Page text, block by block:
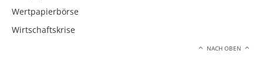
Wertpapierbörse
Wirtschaftskrise
NACH OBEN